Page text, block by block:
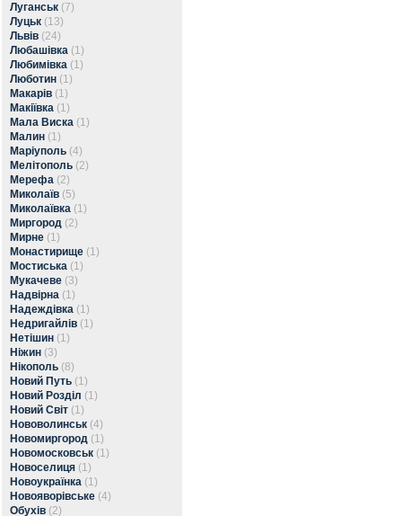
Луганськ (7)
Луцьк (13)
Львів (24)
Любашівка (1)
Любимівка (1)
Люботин (1)
Макарів (1)
Макіївка (1)
Мала Виска (1)
Малин (1)
Маріуполь (4)
Мелітополь (2)
Мерефа (2)
Миколаїв (5)
Миколаївка (1)
Миргород (2)
Мирне (1)
Монастирище (1)
Мостиська (1)
Мукачеве (3)
Надвірна (1)
Надеждівка (1)
Недригайлів (1)
Нетішин (1)
Ніжин (3)
Нікополь (8)
Новий Путь (1)
Новий Розділ (1)
Новий Світ (1)
Нововолинськ (4)
Новомиргород (1)
Новомосковськ (1)
Новоселиця (1)
Новоукраїнка (1)
Новояворівське (4)
Обухів (2)